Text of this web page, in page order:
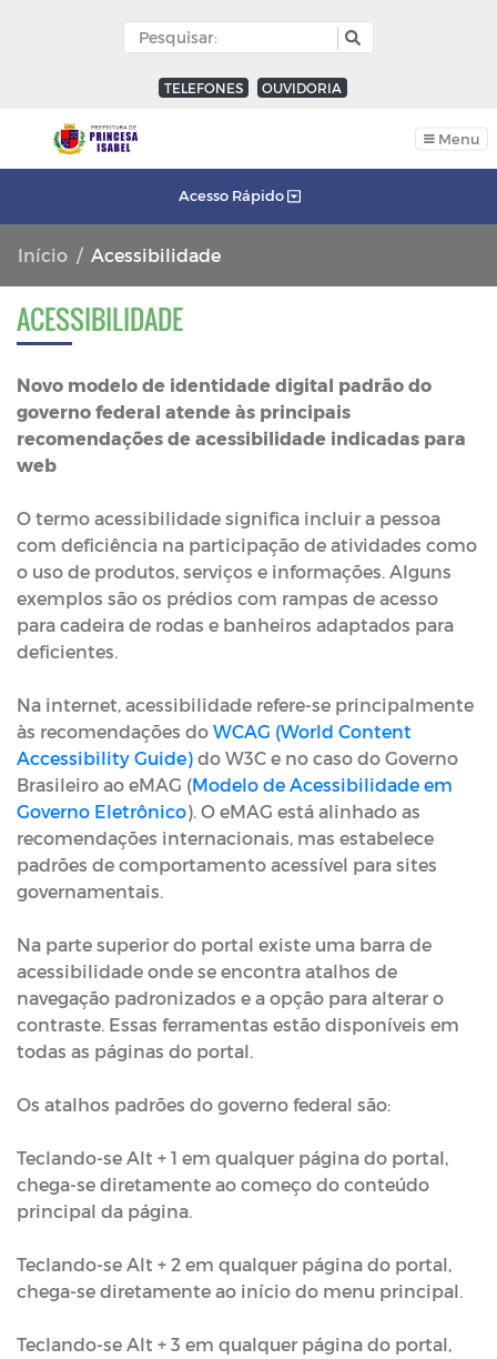
TELEFONES OUVIDORIA
Menu
Acesso Rápido
Início Acessibilidade
ACESSIBILIDADE
Novo modelo de identidade digital padrão do
governo federal atende às principais
recomendações de acessibilidade indicadas para
web
O termo acessibilidade significa incluir a pessoa
com deficiência na participação de atividades como
o uso de produtos, serviços e informações. Alguns
exemplos são os prédios com rampas de acesso
para cadeira de rodas e banheiros adaptados para
deficientes.
Na internet, acessibilidade refere-se principalmente
às recomendações do WCAG (World Content
Accessibility Guide) do W3C e no caso do Governo
Brasileiro ao eMAG (Modelo de Acessibilidade em
Governo Eletrônico). O eMAG está alinhado as
recomendações internacionais, mas estabelece
padrões de comportamento acessível para sites
governamentais.
Na parte superior do portal existe uma barra de
acessibilidade onde se encontra atalhos de
navegação padronizados e a opção para alterar o
contraste. Essas ferramentas estão disponíveis em
todas as páginas do portal.
Os atalhos padrões do governo federal são:
Teclando-se Alt + 1 em qualquer página do portal,
chega-se diretamente ao começo do conteúdo
principal da página.
Teclando-se Alt + 2 em qualquer página do portal,
chega-se diretamente ao início do menu principal.
Teclando-se Alt + 3 em qualquer página do portal,